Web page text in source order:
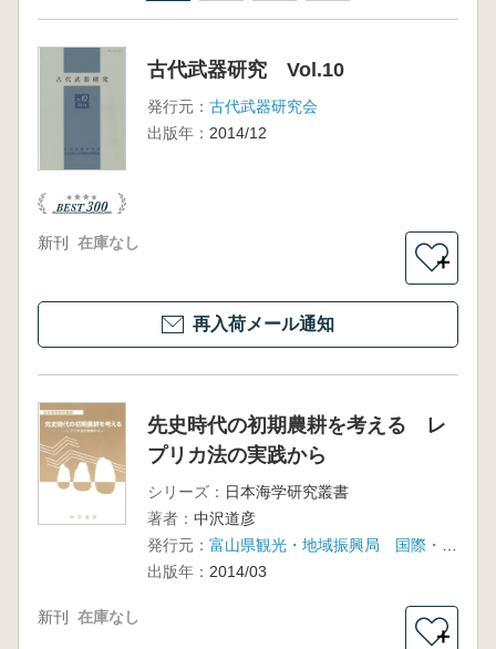
古代武器研究 Vol.10
発行元： 古代武器研究会
出版年： 2014/12
新刊 在庫なし
＋
再入荷メール通知
先史時代の初期農耕を考える レ
プリカ法の実践から
シリーズ： 日本海学研究叢書
著者： 中沢道彦
発行元：
出版年： 2014/03
新刊 在庫なし
＋